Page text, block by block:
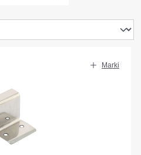
Marki